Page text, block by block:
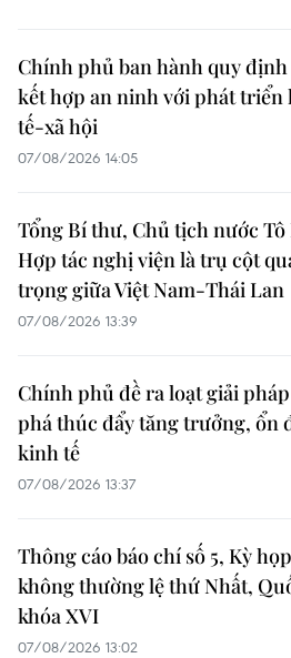
Chính phủ ban hành quy
kết hợp an ninh với phát triển
tế-xã hội
07/08/2026 14:05
Tổng Bí thư, Chủ tịch nước Tô
Hợp tác nghị viện là trụ cột
trọng giữa Việt Nam-Thái Lan
07/08/2026 13:39
Chính phủ đề ra loạt giải
phá thúc đẩy tăng trưởng, ổn
kinh tế
07/08/2026 13:37
Thông cáo báo chí số 5, Kỳ họp
không thường lệ thứ Nhất,
khóa XVI
07/08/2026 13:02